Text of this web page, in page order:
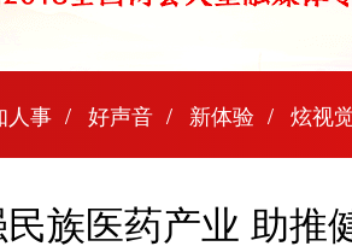
人事 好声音 新体验 炫视
族医药产业 助推